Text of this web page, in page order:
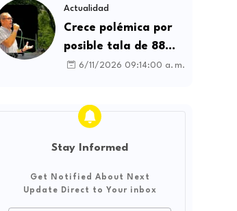
intermediación
laboral ilegal
Actualidad
Crece polémica por
posible tala de 88
árboles en la
6/11/2026 09:14:00 a. m.
Stay Informed
Get Notified About Next
Update Direct to Your inbox